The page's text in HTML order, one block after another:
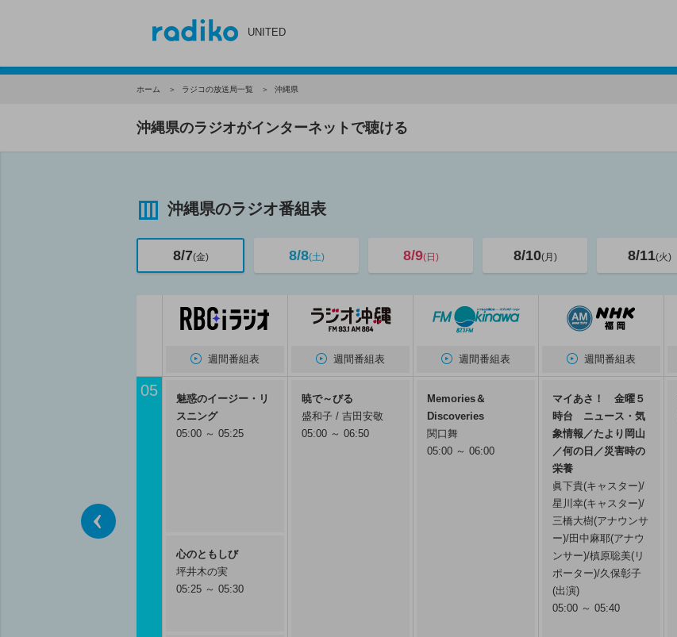
UNITED
ホーム ラジコの放送局一覧 沖縄県
沖縄県のラジオがインターネットで聴ける
沖縄県のラジオ番組表
8/7(金) 8/8(土) 8/9(日) 8/10(月) 8/11(火)
週間番組表 週間番組表 週間番組表 週間番組表
05
魅惑のイージー・リ
スニング
05:00 ～ 05:25
心のともしび
坪井木の実
05:25 ～ 05:30
暁で～びる
盛和子 / 吉田安敬
05:00 ～ 06:50
Memories＆
Discoveries
関口舞
05:00 ～ 06:00
マイあさ！ 金曜５
時台 ニュース・気
象情報／たより岡山
／何の日／災害時の
栄養
眞下貴(キャスター)/
星川幸(キャスター)/
三橋大樹(アナウンサ
ー)/田中麻耶(アナウ
ンサー)/槙原聡美(リ
ポーター)/久保彰子
(出演)
05:00 ～ 05:40